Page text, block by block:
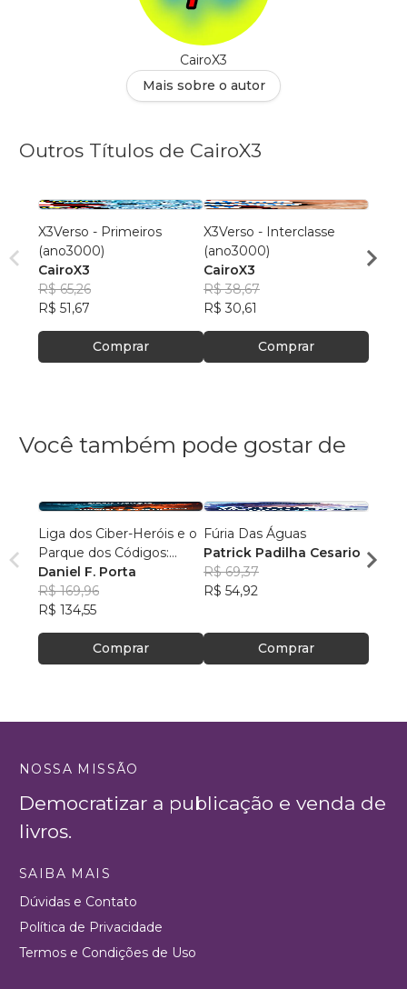
CairoX3
Mais sobre o autor
Outros Títulos de CairoX3
X3Verso - Primeiros
(ano3000)
CairoX3
R$ 65,26
R$ 51,67
Comprar
X3Verso - Interclasse
(ano3000)
CairoX3
R$ 38,67
R$ 30,61
Comprar
R$
Você também pode gostar de
Liga dos Ciber-Heróis e o
Parque dos Códigos:
Rumo ao Desconhecido
Daniel F. Porta
R$ 169,96
R$ 134,55
Comprar
Fúria Das Águas
Patrick Padilha Cesario
R$ 69,37
R$ 54,92
Comprar
R$
NOSSA MISSÃO
Democratizar a publicação e venda de
livros.
SAIBA MAIS
Dúvidas e Contato
Política de Privacidade
Termos e Condições de Uso